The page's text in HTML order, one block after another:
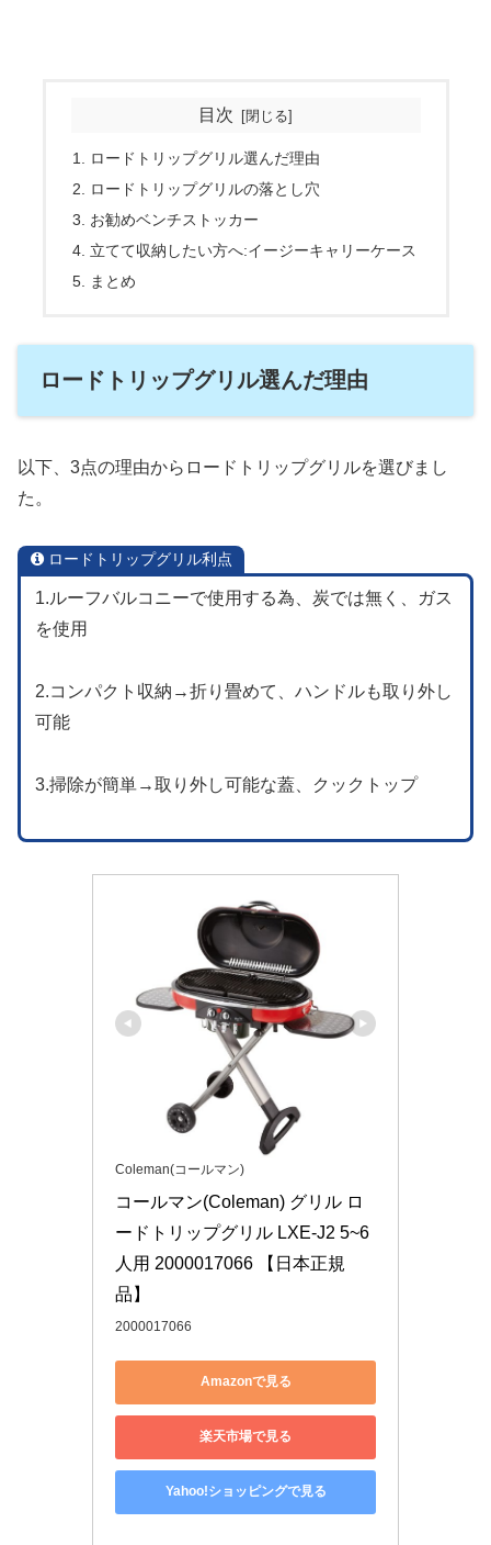
目次
ロードトリップグリル選んだ理由
ロードトリップグリルの落とし穴
お勧めベンチストッカー
立てて収納したい方へ:イージーキャリーケース
まとめ
ロードトリップグリル選んだ理由
以下、3点の理由からロードトリップグリルを選びまし
た。
ロードトリップグリル利点
1.ルーフバルコニーで使用する為、炭では無く、ガス
を使用
2.コンパクト収納→折り畳めて、ハンドルも取り外し
可能
3.掃除が簡単→取り外し可能な蓋、クックトップ
Coleman(コールマン)
コールマン(Coleman) グリル ロ
ードトリップグリル LXE-J2 5~6
人用 2000017066 【日本正規
品】
2000017066
Amazonで見る
楽天市場で見る
Yahoo!ショッピングで見る